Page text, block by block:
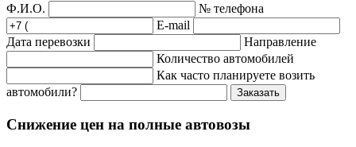
Ф.И.О.
№ телефона
E-mail
Дата перевозки
Направление
Количество автомобилей
Как часто планируете возить
автомобили?
Заказать
Снижение цен на полные автовозы